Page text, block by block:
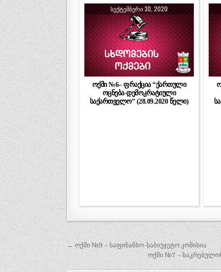
ᲡᲔᲥᲢᲔᲛᲑᲔᲠᲘ 30, 2020
ოქმი №6– ფრაქცია “ქართული
ოცნება-დემოკრატიული
საქართველო” (28.09.2020 წელი)
პოსტის
ნავიგაცია
← ოქმი №9 – საფინანსო-საბიუჯეტო კომისია
ოქმი №7 –